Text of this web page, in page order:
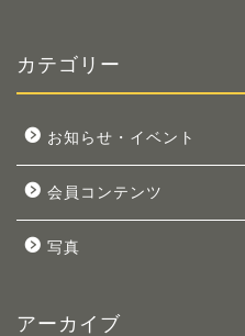
カテゴリー
お知らせ・イベント
会員コンテンツ
写真
アーカイブ